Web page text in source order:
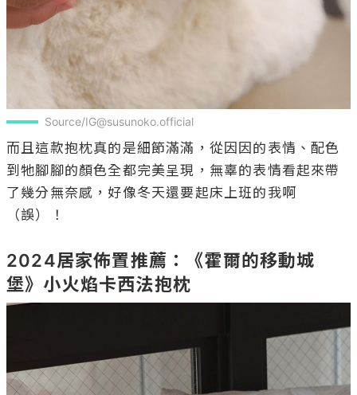
Source/IG@susunoko.official
而且這款抱枕真的是細節滿滿，從因因的表情、配色
到牠腳腳的顏色全都完美呈現，無辜的表情看起來帶
了幾分無奈感，好像冬天還要起床上班的我啊
（誤）！
2024居家佈置推薦：《霍爾的移動城
堡》小火焰卡西法抱枕